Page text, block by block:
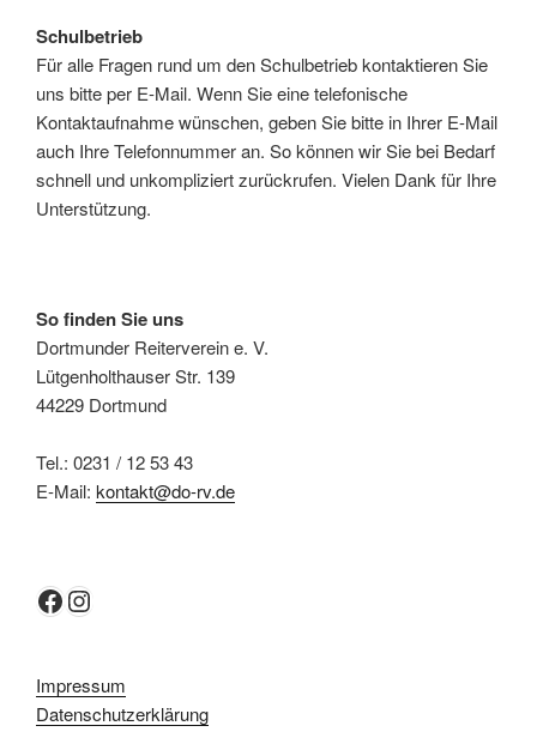
Schulbetrieb
Für alle Fragen rund um den Schulbetrieb kontaktieren Sie
uns bitte per E-Mail. Wenn Sie eine telefonische
Kontaktaufnahme wünschen, geben Sie bitte in Ihrer E-Mail
auch Ihre Telefonnummer an. So können wir Sie bei Bedarf
schnell und unkompliziert zurückrufen. Vielen Dank für Ihre
Unterstützung.
So finden Sie uns
Dortmunder Reiterverein e. V.
Lütgenholthauser Str. 139
44229 Dortmund
Tel.: 0231 / 12 53 43
E-Mail: kontakt@do-rv.de
Facebook
Instagram
Impressum
Datenschutzerklärung